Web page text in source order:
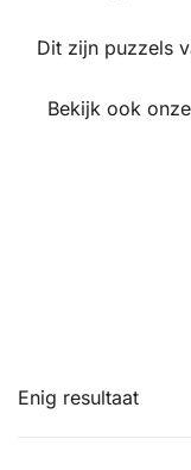
Dit zijn puzzels
Bekijk ook
Enig resultaat